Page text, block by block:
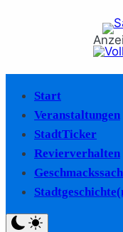
Start
Veranstaltungen
StadtTicker
Revierverhalten